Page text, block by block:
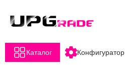
Каталог Конфигуратор